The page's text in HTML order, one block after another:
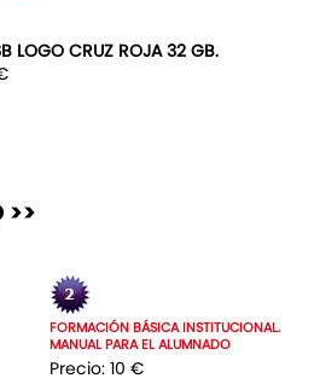
LOGO CRUZ ROJA 32 GB.
>>
FORMACIÓN BÁSICA INSTITUCIONAL.
MANUAL PARA EL ALUMNADO
Precio: 10 €